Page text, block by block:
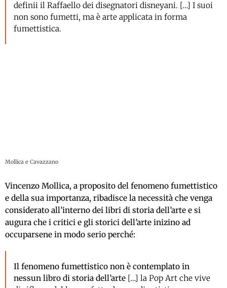
definii il Raffaello dei disegnatori disneyani. […] I suoi
non sono fumetti, ma è arte applicata in forma
fumettistica.
Mollica e Cavazzano
Vincenzo Mollica, a proposito del fenomeno fumettistico
e della sua importanza, ribadisce la necessità che venga
considerato all’interno dei libri di storia dell’arte e si
augura che i critici e gli storici dell’arte inizino ad
occuparsene in modo serio perché:
Il fenomeno fumettistico non è contemplato in
nessun libro di storia dell’arte […] la Pop Art che vive